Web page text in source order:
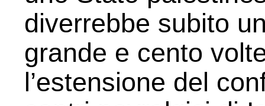
diverrebbe subito
grande e cento
l’estensione del